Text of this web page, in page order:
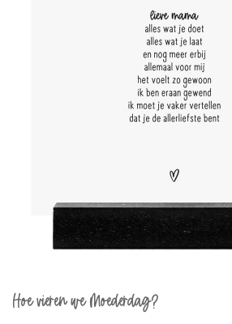
Hoe vieren we Moederdag?